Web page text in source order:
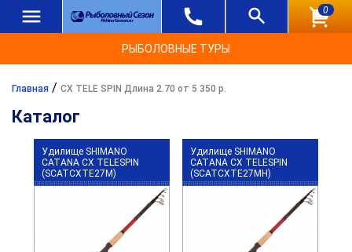
0
РЫБОЛОВНЫЕ ТУРЫ
Главная / CX TELE SPIN Длина 2.70 от 5 350 р.
Каталог
Удилище SHIMANO
CATANA CX TELESPIN
(SCATCXTE27M)
Удилище SHIMANO
CATANA CX TELESPIN
(SCATCXTE27MH)